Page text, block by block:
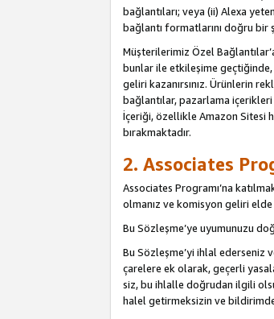
bağlantıları; veya (ii) Alexa
bağlantı formatlarını doğru bir
Müşterilerimiz Özel
bunlar ile etkileşime geçtiğinde,
geliri kazanırsınız. Ürünlerin
bağlantılar, pazarlama
İçeriği, özellikle Amazon Sitesi
bırakmaktadır.
2. Associates
Associates Programı’na
olmanız ve komisyon geliri
Bu Sözleşme’ye uyumunuzu
Bu Sözleşme’yi ihlal ederseniz
çarelere ek olarak, geçerli
siz, bu ihlalle doğrudan ilgili
halel getirmeksizin ve